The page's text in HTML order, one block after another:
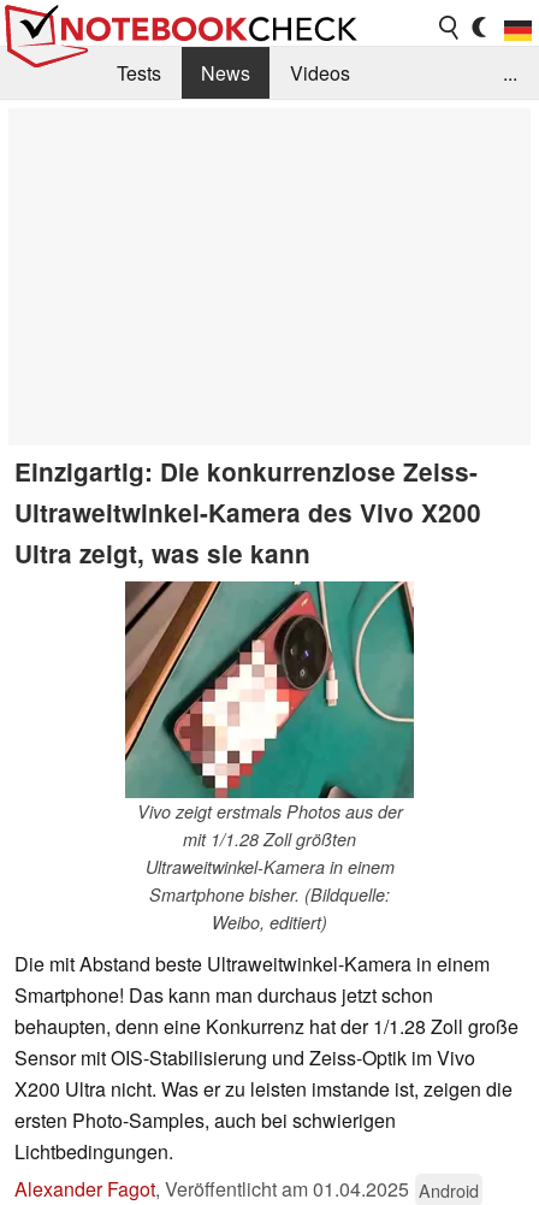
Tests News
Videos
...
Einzigartig: Die konkurrenzlose Zeiss-
Ultraweitwinkel-Kamera des Vivo X200
Ultra zeigt, was sie kann
Vivo zeigt erstmals Photos aus der
mit 1/1.28 Zoll größten
Ultraweitwinkel-Kamera in einem
Smartphone bisher. (Bildquelle:
Weibo, editiert)
Die mit Abstand beste Ultraweitwinkel-Kamera in einem
Smartphone! Das kann man durchaus jetzt schon
behaupten, denn eine Konkurrenz hat der 1/1.28 Zoll große
Sensor mit OIS-Stabilisierung und Zeiss-Optik im Vivo
X200 Ultra nicht. Was er zu leisten imstande ist, zeigen die
ersten Photo-Samples, auch bei schwierigen
Lichtbedingungen.
Alexander Fagot, Veröffentlicht am01.04.2025 Android